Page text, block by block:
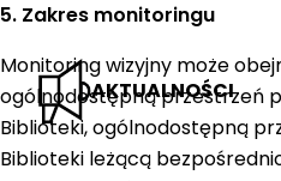
AKTUALNOŚCI
5. Zakres monitoringu
Monitoring wizyjny może
ogólnodostępną przestrzeń
Biblioteki, ogólnodostępną
Biblioteki leżącą